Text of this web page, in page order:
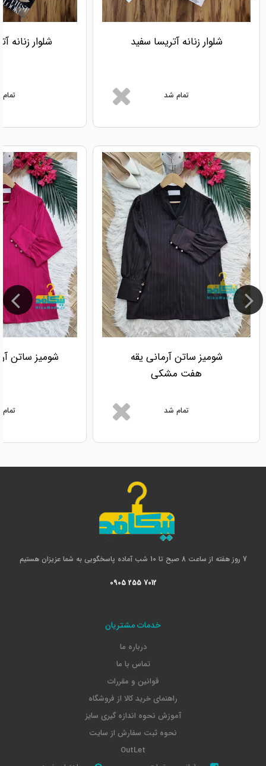
شلوار زنانه آتریسا سفید
تمام شد
شلوار زنانه
شومیز ساتن آرمانی یقه
هفت مشکی
تمام شد
شومیز ساتن
7 روز هفته از ساعت 8 صبح تا 10 شب آماده پاسخگویی به شما عزیزان هستیم
0905 255 7012
خدمات مشتریان
درباره ما
تماس با ما
قوانین و مقررات
راهنمای خرید کالا از فروشگاه
آموزش نحوه اندازه گیری سایز
نحوه ثبت سفارش از سایت
OutLet